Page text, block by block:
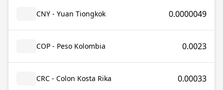
CNY - Yuan Tiongkok 0.0000049
COP - Peso Kolombia 0.0023
CRC - Colon Kosta Rika 0.00033